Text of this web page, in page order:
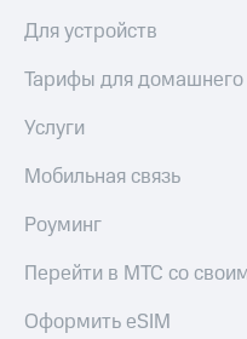
Для устройств
Тарифы для
Услуги
Мобильная связь
Роуминг
Перейти в МТС со
Оформить eSIM